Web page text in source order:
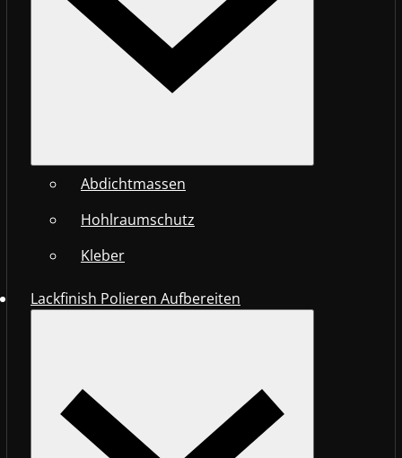
Abdichtmassen
Hohlraumschutz
Kleber
Lackfinish Polieren Aufbereiten